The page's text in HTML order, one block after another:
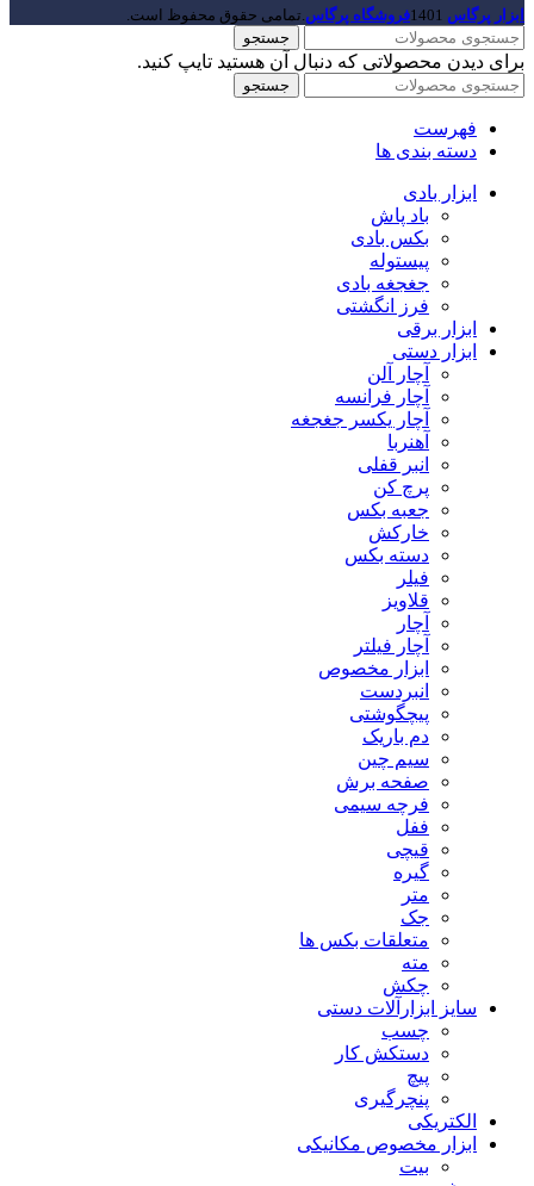
ابزار پرگاس 1401فروشگاه پرگاس.تمامی حقوق محفوظ است.
جستجو
برای دیدن محصولاتی که دنبال آن هستید تایپ کنید.
جستجو
فهرست
دسته بندی ها
ابزار بادی
باد پاش
بکس بادی
پیستوله
جغجغه بادی
فرز انگشتی
ابزار برقی
ابزار دستی
آچار آلن
آچار فرانسه
آچار یکسر جغجغه
آهنربا
انبر قفلی
پرچ کن
جعبه بکس
خارکش
دسته بکس
فیلر
قلاویز
آچار
آچار فیلتر
ابزار مخصوص
انبردست
پیچگوشتی
دم باریک
سیم چین
صفحه برش
فرچه سیمی
ففل
قیچی
گیره
متر
جک
متعلقات بکس ها
مته
چکش
سایز ابزارآلات دستی
چسب
دستکش کار
پیچ
پنچرگیری
الکتریکی
ابزار مخصوص مکانیکی
بیت